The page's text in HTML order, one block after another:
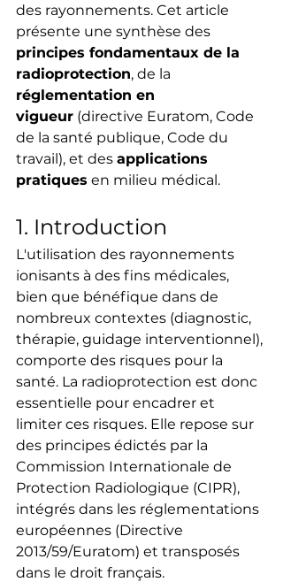
des rayonnements. Cet article
présente une synthèse des
principes fondamentaux de la
radioprotection, de la
réglementation en
vigueur (directive Euratom, Code
de la santé publique, Code du
travail), et des applications
pratiques en milieu médical.
1. Introduction
L'utilisation des rayonnements
ionisants à des fins médicales,
bien que bénéfique dans de
nombreux contextes (diagnostic,
thérapie, guidage interventionnel),
comporte des risques pour la
santé. La radioprotection est donc
essentielle pour encadrer et
limiter ces risques. Elle repose sur
des principes édictés par la
Commission Internationale de
Protection Radiologique (CIPR),
intégrés dans les réglementations
européennes (Directive
2013/59/Euratom) et transposés
dans le droit français.